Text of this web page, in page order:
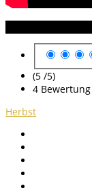
(5 /5)
4 Bewertung
Herbst